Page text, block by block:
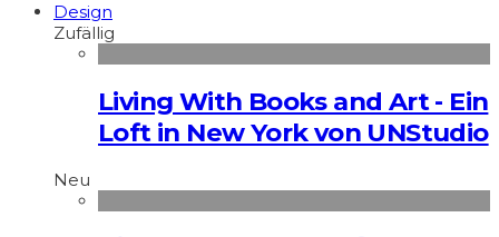
Design
Zufällig
Living With Books and Art - Ein
Loft in New York von UNStudio
Neu